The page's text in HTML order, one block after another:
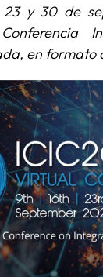
23 y 30 de
en formato